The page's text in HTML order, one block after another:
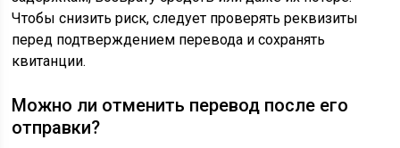
Чтобы снизить риск, следует проверять реквизиты
перед подтверждением перевода и сохранять
квитанции.
Можно ли отменить перевод после его
отправки?